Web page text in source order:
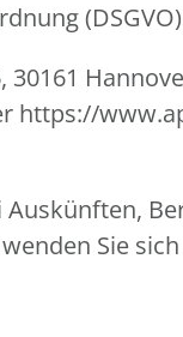
https://
Sie